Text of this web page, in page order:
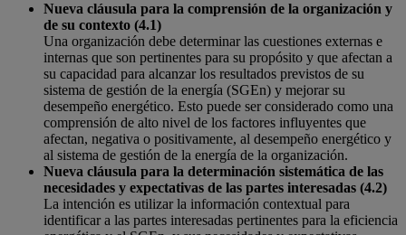
Nueva cláusula para la comprensión de la organización y
de su contexto (4.1)
Una organización debe determinar las cuestiones externas e
internas que son pertinentes para su propósito y que afectan a
su capacidad para alcanzar los resultados previstos de su
sistema de gestión de la energía (SGEn) y mejorar su
desempeño energético. Esto puede ser considerado como una
comprensión de alto nivel de los factores influyentes que
afectan, negativa o positivamente, al desempeño energético y
al sistema de gestión de la energía de la organización.
Nueva cláusula para la determinación sistemática de las
necesidades y expectativas de las partes interesadas (4.2)
La intención es utilizar la información contextual para
identificar a las partes interesadas pertinentes para la eficiencia